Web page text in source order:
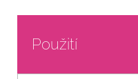
Použití